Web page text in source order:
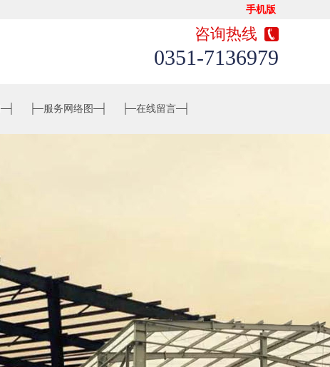
手机版
咨询热线
0351-7136979
─┤ ├─服务网络图 ─┤ ├─在线留言─┤